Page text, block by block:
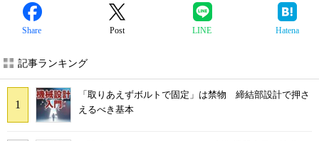
Share Post LINE Hatena
記事ランキング
「取りあえずボルトで固定」は禁物 締結部設計で押さ
えるべき基本